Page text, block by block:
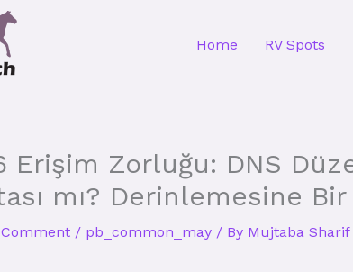
Home RV Spots
Erişim Zorluğu: DNS
mı? Derinlemesine
/ pb_common_may / By Mujtaba Sharif